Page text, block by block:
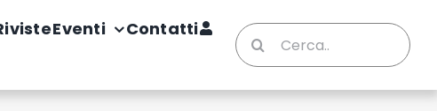
Eventi Contatti
Cerca
per: